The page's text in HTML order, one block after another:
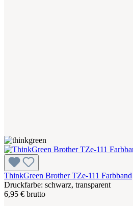
ThinkGreen Brother TZe-111 Farbband
Druckfarbe: schwarz, transparent
6,95 € brutto